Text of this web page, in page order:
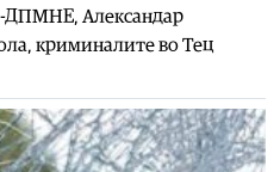
ДПМНЕ, Александар
криминалите во Тец